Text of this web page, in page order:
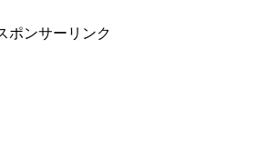
ポンサーリンク